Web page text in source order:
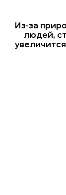
Из-за
людей,